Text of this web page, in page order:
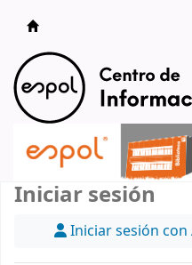
Catálogo en línea
Iniciar sesión
Iniciar sesión